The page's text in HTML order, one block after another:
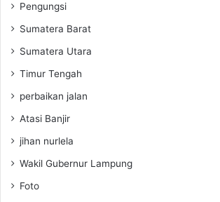
Pengungsi
Sumatera Barat
Sumatera Utara
Timur Tengah
perbaikan jalan
Atasi Banjir
jihan nurlela
Wakil Gubernur Lampung
Foto